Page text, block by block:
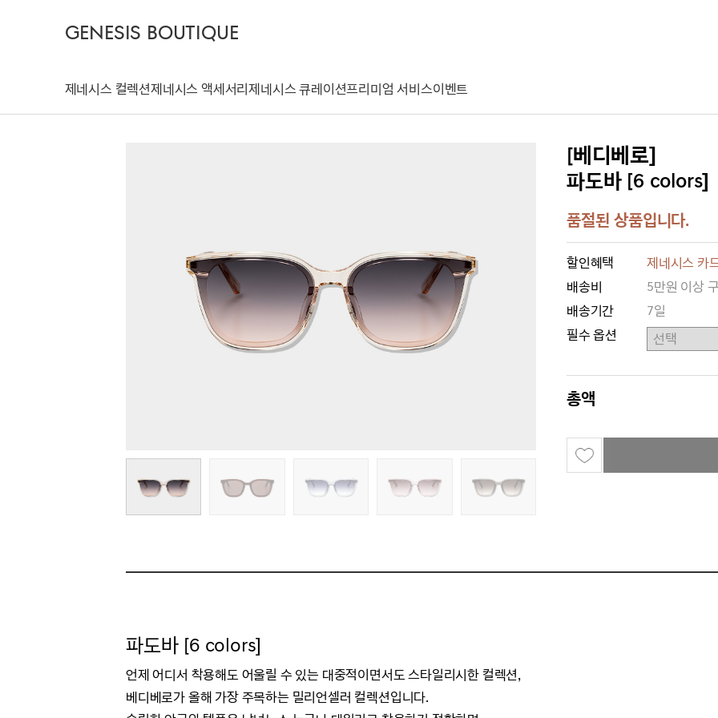
GENESIS BOUTIQUE
제네시스 컬렉션제네시스 액세서리제네시스 큐레이션프리미엄 서비스이벤트
[베디베로]
파도바 [6 colors]
품절된 상품입니다.
할인혜택
제네시스 카
배송비
5만원 이상
배송기간
7일
필수 옵션
총액
파도바 [6 colors]
언제 어디서 착용해도 어울릴 수 있는 대중적이면서도 스타일리시한 컬렉션,
베디베로가 올해 가장 주목하는 밀리언셀러 컬렉션입니다.